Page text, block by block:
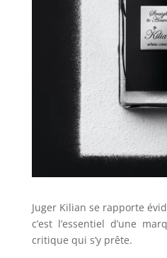
Juger Kilian se rapporte
c’est l’essentiel d’une
critique qui s’y prête.